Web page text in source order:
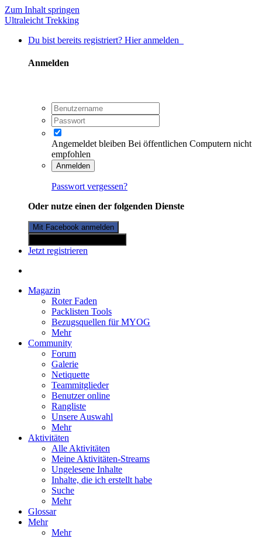
Zum Inhalt springen
Ultraleicht Trekking
Du bist bereits registriert? Hier anmelden
Anmelden
Angemeldet bleiben Bei öffentlichen Computern nicht
empfohlen
Anmelden
Passwort vergessen?
Oder nutze einen der folgenden Dienste
Mit Facebook anmelden
Jetzt registrieren
Magazin
Roter Faden
Packlisten Tools
Bezugsquellen für MYOG
Mehr
Community
Forum
Galerie
Netiquette
Teammitglieder
Benutzer online
Rangliste
Unsere Auswahl
Mehr
Aktivitäten
Alle Aktivitäten
Meine Aktivitäten-Streams
Ungelesene Inhalte
Inhalte, die ich erstellt habe
Suche
Mehr
Glossar
Mehr
Mehr